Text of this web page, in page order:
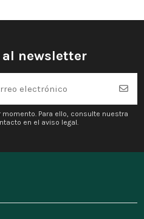
newsletter
Para ello, consulte nuestra
en el aviso legal.